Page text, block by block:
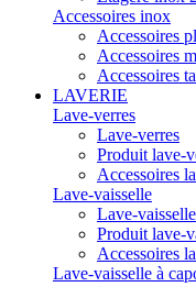
Accessoires inox
Accessoires
Accessoires
Accessoires
LAVERIE
Lave-verres
Lave-verres
Produit lave-
Accessoires
Lave-vaisselle
Lave-
Produit lave-
Accessoires
Lave-vaisselle à